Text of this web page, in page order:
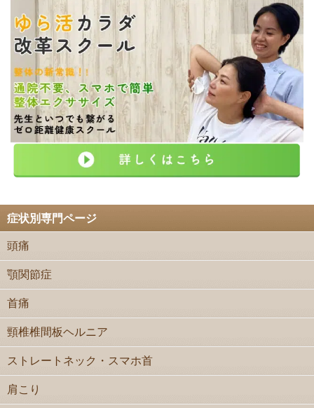
症状別専門ページ
頭痛
顎関節症
首痛
頸椎椎間板ヘルニア
ストレートネック・スマホ首
肩こり